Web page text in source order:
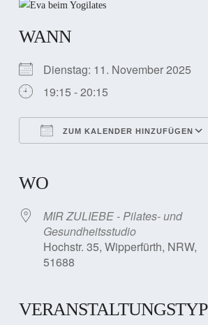
WANN
Dienstag: 11. November 2025
19:15 - 20:15
ZUM KALENDER HINZUFÜGEN
WO
MIR ZULIEBE - Pilates- und
Gesundheitsstudio
Hochstr. 35, Wipperfürth, NRW,
51688
VERANSTALTUNGSTYP